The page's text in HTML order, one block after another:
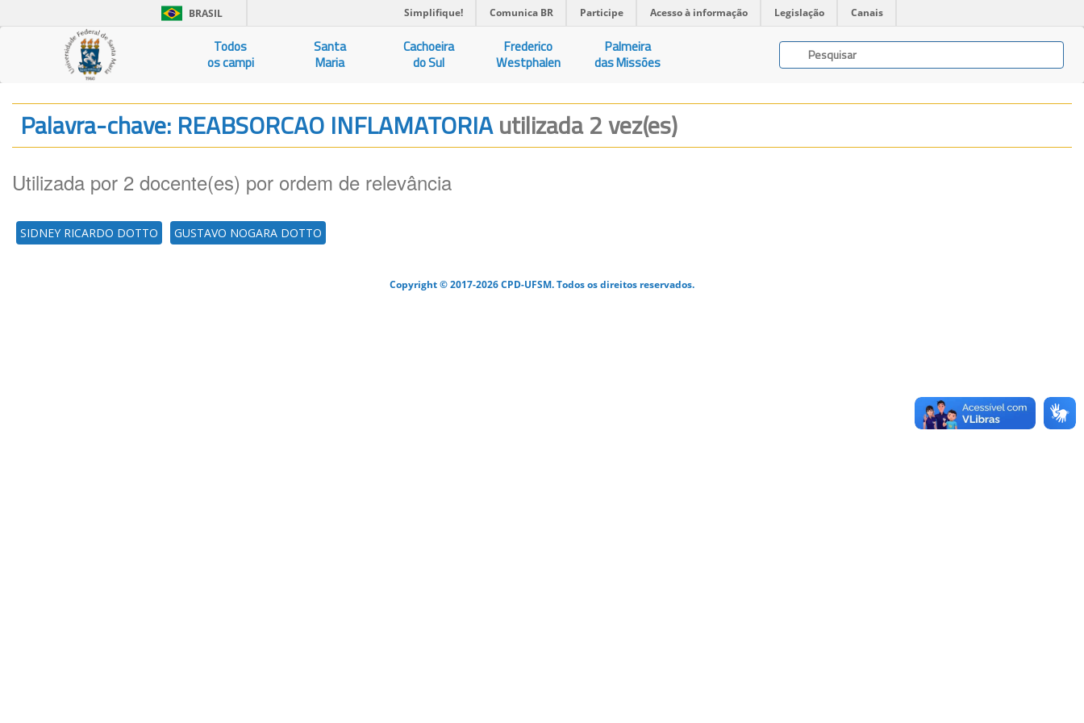
BRASIL Simplifique! Comunica BR Participe Acesso à informação Legislação Canais
Todos
os campi
Santa
Maria
Cachoeira
do Sul
Frederico
Westphalen
Palmeira
das Missões
Palavra-chave: REABSORCAO INFLAMATORIAutilizada 2 vez(es)
Utilizada por 2 docente(es) por ordem de relevância
SIDNEY RICARDO DOTTO GUSTAVO NOGARA DOTTO
Copyright © 2017-2026 CPD-UFSM. Todos os direitos reservados.